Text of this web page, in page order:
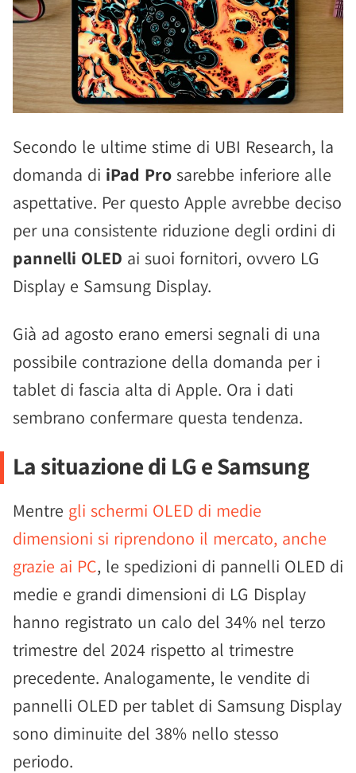
Secondo le ultime stime di UBI Research, la
domanda di iPad Pro sarebbe inferiore alle
aspettative. Per questo Apple avrebbe deciso
per una consistente riduzione degli ordini di
pannelli OLED ai suoi fornitori, ovvero LG
Display e Samsung Display.
Già ad agosto erano emersi segnali di una
possibile contrazione della domanda per i
tablet di fascia alta di Apple. Ora i dati
sembrano confermare questa tendenza.
La situazione di LG e Samsung
Mentre gli schermi OLED di medie
dimensioni si riprendono il mercato, anche
grazie ai PC, le spedizioni di pannelli OLED di
medie e grandi dimensioni di LG Display
hanno registrato un calo del 34% nel terzo
trimestre del 2024 rispetto al trimestre
precedente. Analogamente, le vendite di
pannelli OLED per tablet di Samsung Display
sono diminuite del 38% nello stesso
periodo.